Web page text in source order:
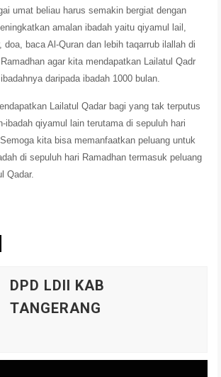
umat beliau harus semakin bergiat dengan
amalan ibadah yaitu qiyamul lail,
baca Al-Quran dan lebih taqarrub ilallah di
agar kita mendapatkan Lailatul Qadr
daripada ibadah 1000 bulan.
Lailatul Qadar bagi yang tak terputus
ibadah qiyamul lain terutama di sepuluh hari
kita bisa memanfaatkan peluang untuk
di sepuluh hari Ramadhan termasuk peluang
Qadar.
DPD LDII KAB
TANGERANG